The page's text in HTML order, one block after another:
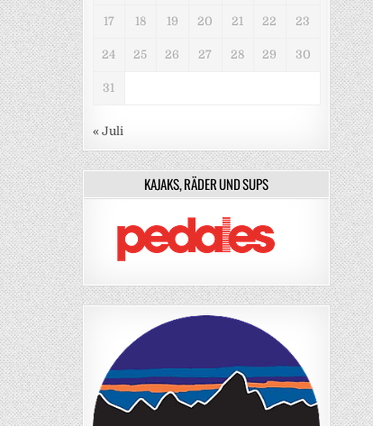
17 18 19 20 21 22 23
24 25 26 27 28 29 30
31
« Juli
KAJAKS, RÄDER UND SUPS